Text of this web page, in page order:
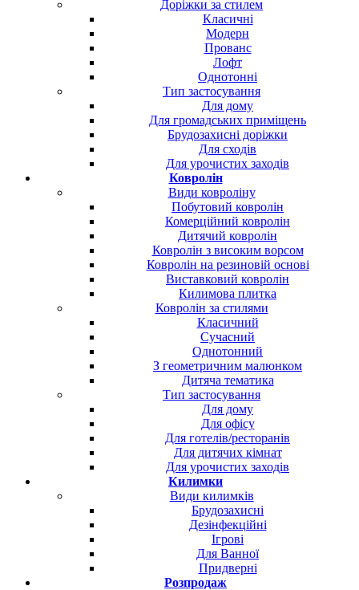
Доріжки за стилем
Класичні
Модерн
Прованс
Лофт
Однотонні
Тип застосування
Для дому
Для громадських приміщень
Брудозахисні доріжки
Для сходів
Для урочистих заходів
Ковролін
Види ковроліну
Побутовий ковролін
Комерційний ковролін
Дитячий ковролін
Ковролін з високим ворсом
Ковролін на резиновій основі
Виставковий ковролін
Килимова плитка
Ковролін за стилями
Класичний
Сучасний
Однотонний
З геометричним малюнком
Дитяча тематика
Тип застосування
Для дому
Для офісу
Для готелів/ресторанів
Для дитячих кімнат
Для урочистих заходів
Килимки
Види килимків
Брудозахисні
Дезінфекційні
Ігрові
Для Ванної
Придверні
Розпродаж